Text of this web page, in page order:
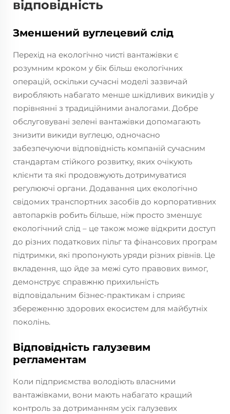
відповідність
Зменшений вуглецевий слід
Перехід на екологічно чисті вантажівки є
розумним кроком у бік більш екологічних
операцій, оскільки сучасні моделі зазвичай
виробляють набагато менше шкідливих викидів у
порівнянні з традиційними аналогами. Добре
обслуговувані зелені вантажівки допомагають
знизити викиди вуглецю, одночасно
забезпечуючи відповідність компаній сучасним
стандартам стійкого розвитку, яких очікують
клієнти та які продовжують дотримуватися
регулюючі органи. Додавання цих екологічно
свідомих транспортних засобів до корпоративних
автопарків робить більше, ніж просто зменшує
екологічний слід – це також може відкрити доступ
до різних податкових пільг та фінансових програм
підтримки, які пропонують уряди різних рівнів. Це
вкладення, що йде за межі суто правових вимог,
демонструє справжню прихильність
відповідальним бізнес-практикам і сприяє
збереженню здорових екосистем для майбутніх
поколінь.
Відповідність галузевим
регламентам
Коли підприємства володіють власними
вантажівками, вони мають набагато кращий
контроль за дотриманням усіх галузевих